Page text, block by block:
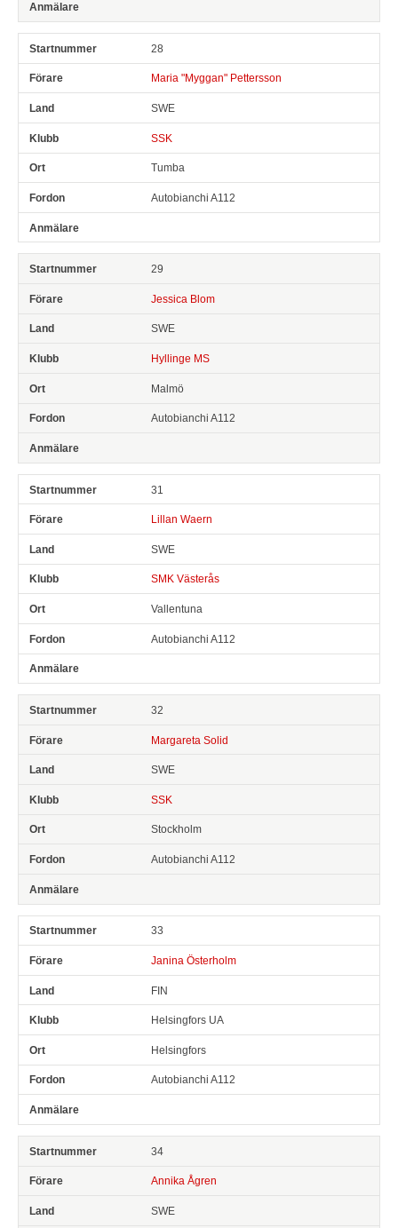
28
Maria "Myggan" Pettersson
SWE
SSK
Tumba
Autobianchi A112
29
Jessica Blom
SWE
Hyllinge MS
Malmö
Autobianchi A112
31
Lillan Waern
SWE
SMK Västerås
Vallentuna
Autobianchi A112
32
Margareta Solid
SWE
SSK
Stockholm
Autobianchi A112
33
Janina Österholm
FIN
Helsingfors UA
Helsingfors
Autobianchi A112
34
Annika Ågren
SWE